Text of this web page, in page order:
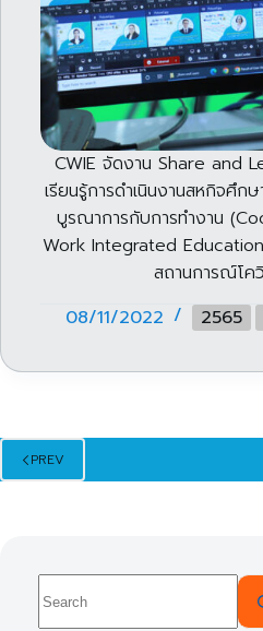
CWIE จัดงาน Share and
เรียนรู้การดำเนินงานสหกิจศึก
บูรณาการกับการทำงาน
Work Integrated Education
สถานการณ์โค
08/11/2022
2565
PREV
results